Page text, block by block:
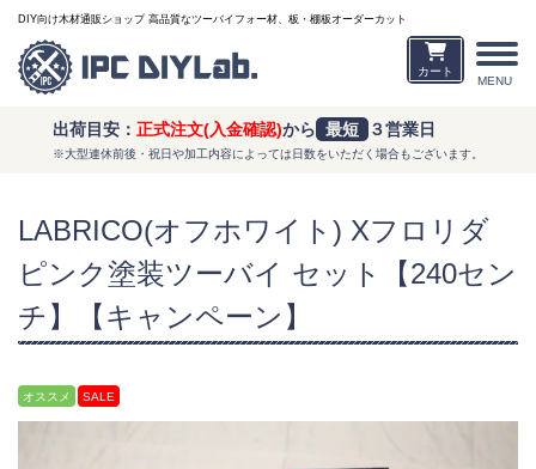
MENU
DIY向け木材通販ショップ 高品質なツーバイフォー材、板・棚板オーダーカット
カート
出荷目安： 正式注文(入金確認)から 最短 ３営業日
※大型連休前後・祝日や加工内容によっては日数をいただく場合もございます。
LABRICO(オフホワイト) Xフロリダ
ピンク塗装ツーバイ セット【240セン
チ】【キャンペーン】
オススメ SALE